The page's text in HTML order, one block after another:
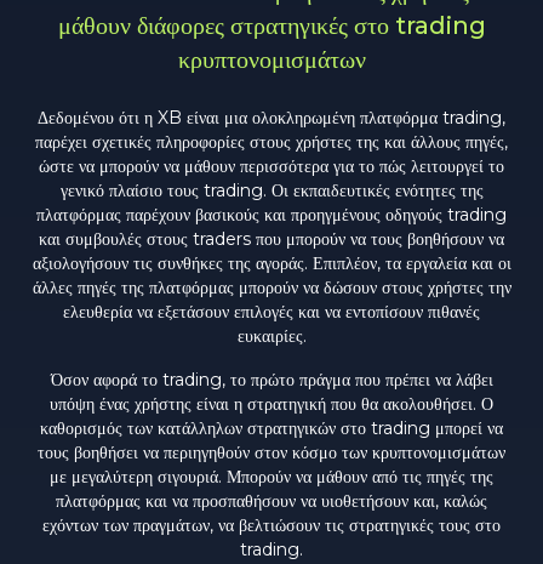
μάθουν διάφορες στρατηγικές στο trading
κρυπτονομισμάτων
Δεδομένου ότι η XB είναι μια ολοκληρωμένη πλατφόρμα trading,
παρέχει σχετικές πληροφορίες στους χρήστες της και άλλους πηγές,
ώστε να μπορούν να μάθουν περισσότερα για το πώς λειτουργεί το
γενικό πλαίσιο τους trading. Οι εκπαιδευτικές ενότητες της
πλατφόρμας παρέχουν βασικούς και προηγμένους οδηγούς trading
και συμβουλές στους traders που μπορούν να τους βοηθήσουν να
αξιολογήσουν τις συνθήκες της αγοράς. Επιπλέον, τα εργαλεία και οι
άλλες πηγές της πλατφόρμας μπορούν να δώσουν στους χρήστες την
ελευθερία να εξετάσουν επιλογές και να εντοπίσουν πιθανές
ευκαιρίες.
Όσον αφορά το trading, το πρώτο πράγμα που πρέπει να λάβει
υπόψη ένας χρήστης είναι η στρατηγική που θα ακολουθήσει. Ο
καθορισμός των κατάλληλων στρατηγικών στο trading μπορεί να
τους βοηθήσει να περιηγηθούν στον κόσμο των κρυπτονομισμάτων
με μεγαλύτερη σιγουριά. Μπορούν να μάθουν από τις πηγές της
πλατφόρμας και να προσπαθήσουν να υιοθετήσουν και, καλώς
εχόντων των πραγμάτων, να βελτιώσουν τις στρατηγικές τους στο
trading.